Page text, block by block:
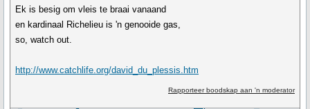
Ek is besig om vleis te braai vanaand
en kardinaal Richelieu is 'n genooide gas,
so, watch out.
http://www.catchlife.org/david_du_plessis.htm
Rapporteer boodskap aan 'n moderator